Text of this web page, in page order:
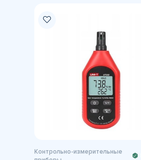
Контрольно-измерительные